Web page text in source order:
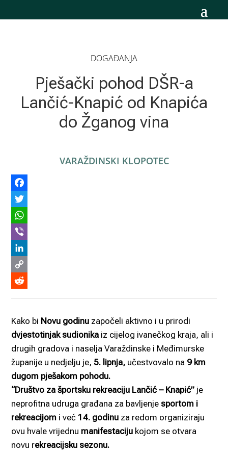
DOGAĐANJA
Pješački pohod DŠR-a
Lančić-Knapić od Knapića
do Žganog vina
VARAŽDINSKI KLOPOTEC
Link
Reddit
Kako bi Novu godinu započeli aktivno i u prirodi
dvjestotinjak sudionika iz cijelog ivanečkog kraja, ali i
drugih gradova i naselja Varaždinske i Međimurske
županije u nedjelju je, 5. lipnja, učestvovalo na 9 km
dugom pješakom pohodu.
“Društvo za športsku rekreaciju Lančić – Knapić” je
neprofitna udruga građana za bavljenje sportom i
rekreacijom i već 14. godinu za redom organiziraju
ovu hvale vrijednu manifestaciju kojom se otvara
novu rekreacijsku sezonu.